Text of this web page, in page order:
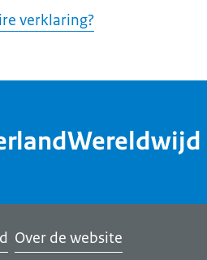
verklaring?
Over de website